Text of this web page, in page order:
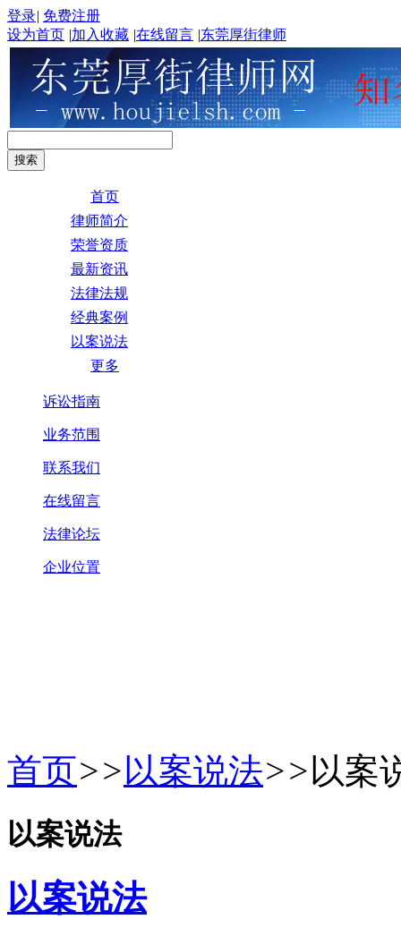
登录| 免费注册
设为首页 |加入收藏 |在线留言 |东莞厚街律师
首页
律师简介
荣誉资质
最新资讯
法律法规
经典案例
以案说法
更多
诉讼指南
业务范围
联系我们
在线留言
法律论坛
企业位置
首页>>以案说法>>以案
以案说法
以案说法